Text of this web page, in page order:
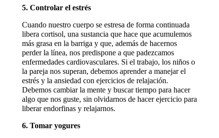
5. Controlar el estrés
Cuando nuestro cuerpo se estresa de forma continuada
libera cortisol, una sustancia que hace que acumulemos
más grasa en la barriga y que, además de hacernos
perder la línea, nos predispone a que padezcamos
enfermedades cardiovasculares. Si el trabajo, los niños o
la pareja nos superan, debemos aprender a manejar el
estrés y la ansiedad con ejercicios de relajación.
Debemos cambiar la mente y buscar tiempo para hacer
algo que nos guste, sin olvidarnos de hacer ejercicio para
liberar endorfinas y relajarnos.
6. Tomar yogures